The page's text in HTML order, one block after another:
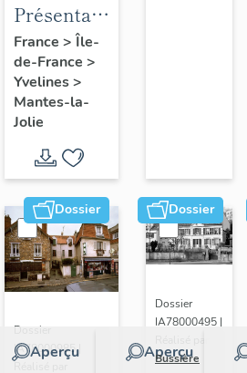
Présentation
de l'étude
France > Île-
de-France >
Yvelines>
Mantes-la-
Jolie
Dossier
Aperçu
Dossier
IA78000985 |
Dossier
Aperçu
Dossier
IA78000495 |
Bussière